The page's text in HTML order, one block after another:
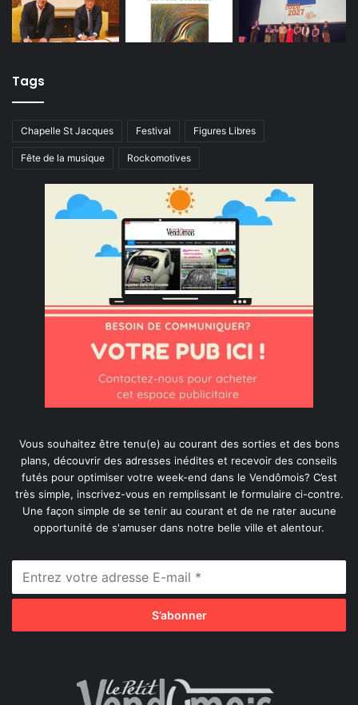
Tags
Chapelle St Jacques Festival Figures Libres
Fête de la musique Rockomotives
Vous souhaitez être tenu(e) au courant des sorties et des bons
plans, découvrir des adresses inédites et recevoir des conseils
futés pour optimiser votre week-end dans le Vendômois? C’est
très simple, inscrivez-vous en remplissant le formulaire ci-contre.
Une façon simple de se tenir au courant et de ne rater aucune
opportunité de s'amuser dans notre belle ville et alentour.